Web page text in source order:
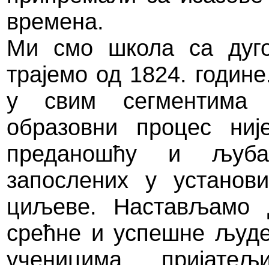
времена.
Ми смо школа са
трајемо од 1824.
у свим сегментима
образовни процес
преданошћу и
запослених у
циљеве. Настављамо
срећне и успешне
ученицима,